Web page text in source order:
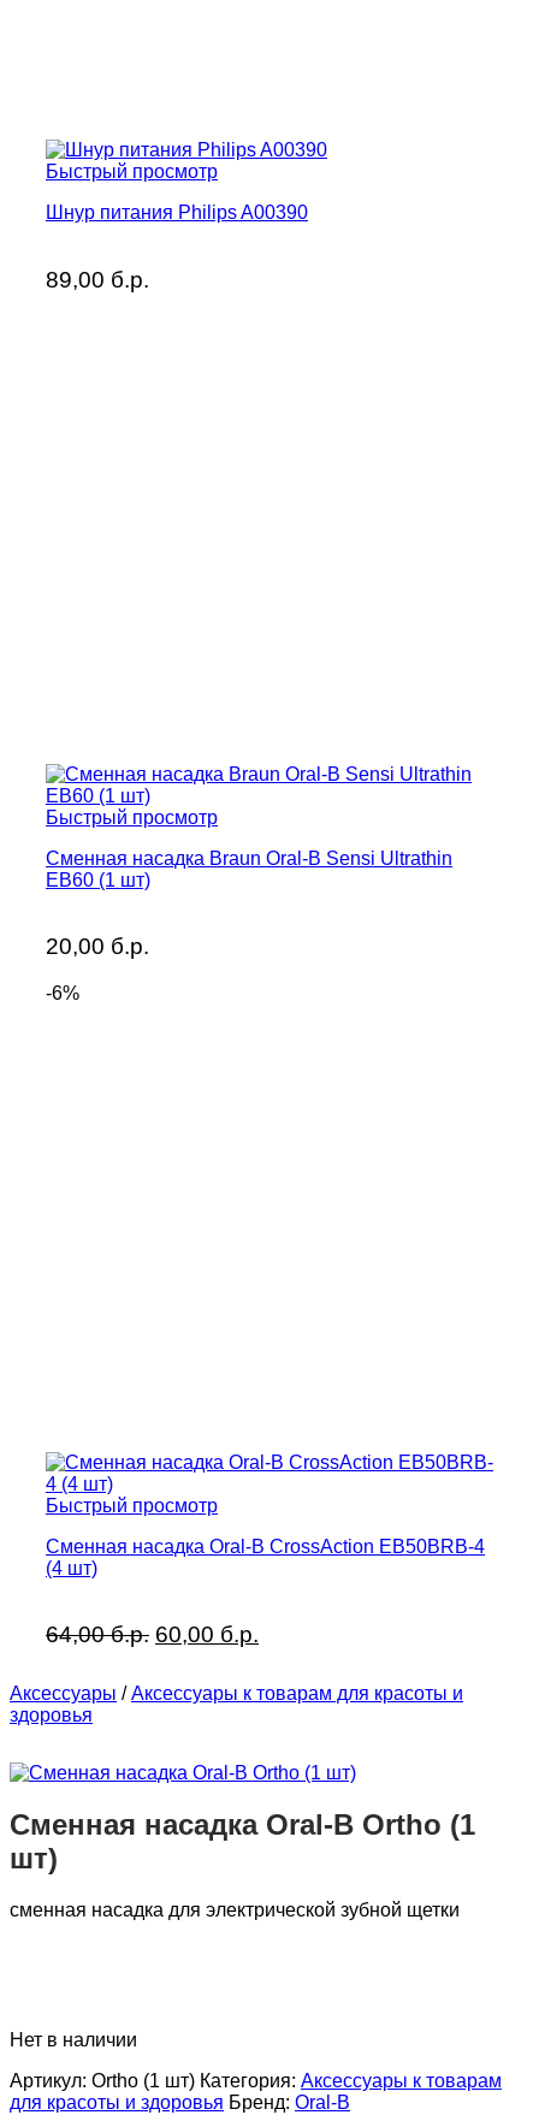
Быстрый просмотр
Шнур питания Philips A00390
89,00 б.р.
Быстрый просмотр
Сменная насадка Braun Oral-B Sensi Ultrathin
EB60 (1 шт)
20,00 б.р.
-6%
Быстрый просмотр
Сменная насадка Oral-B CrossAction EB50BRB-4
(4 шт)
64,00б.р. Первоначальная
составляла
60,00 б.р.
60,00 б.р..
Аксессуары / Аксессуары к товарам для красоты и
здоровья
Сменная насадка Oral-B Ortho (1
шт)
сменная насадка для электрической зубной щетки
Нет в наличии
Артикул: Ortho (1 шт) Категория: Аксессуары к товарам
для красоты и здоровья Бренд: Oral-B